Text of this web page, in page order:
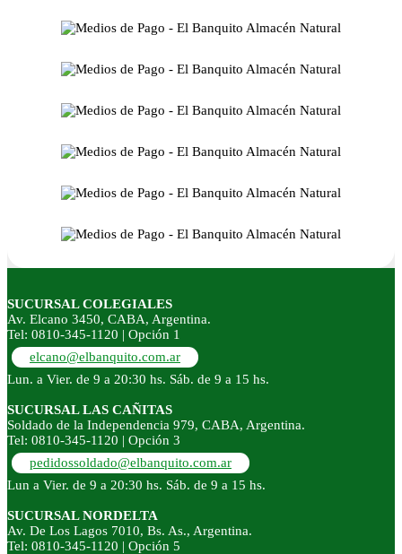
SUCURSAL COLEGIALES
Av. Elcano 3450, CABA, Argentina.
Tel: 0810-345-1120 | Opción 1
elcano@elbanquito.com.ar
Lun. a Vier. de 9 a 20:30 hs. Sáb. de 9 a 15 hs.
SUCURSAL LAS CAÑITAS
Soldado de la Independencia 979, CABA, Argentina.
Tel: 0810-345-1120 | Opción 3
pedidossoldado@elbanquito.com.ar
Lun a Vier. de 9 a 20:30 hs. Sáb. de 9 a 15 hs.
SUCURSAL NORDELTA
Av. De Los Lagos 7010, Bs. As., Argentina.
Tel: 0810-345-1120 | Opción 5